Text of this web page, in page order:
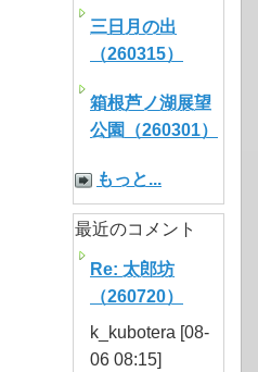
三日月の出
（260315）
箱根芦ノ湖展望
公園（260301）
もっと...
最近のコメント
Re: 太郎坊
（260720）
k_kubotera [08-
06 08:15]